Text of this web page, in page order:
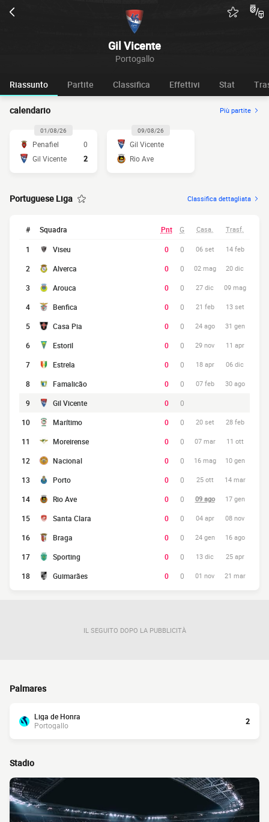
Gil Vicente
Portogallo
Riassunto Partite Classifica Effettivi Stat
calendario Più partite
01/08/26
Penafiel
0
Gil Vicente
2
09/08/26
Gil Vicente
Rio Ave
Portuguese Liga Classifica dettagliata
# Squadra Pnt G Casa. Trasf.
1 Viseu 0 0 06 set 14 feb
2 Alverca 0 0 02 mag 20 dic
3 Arouca 0 0 27 dic 09 mag
4 Benfica 0 0 21 feb 13 set
5 Casa Pia 0 0 24 ago 31 gen
6 Estoril 0 0 29 nov 11 apr
7 Estrela 0 0 18 apr 06 dic
8 Famalicão 0 0 07 feb 30 ago
9 Gil Vicente 0
0
10
Marítimo 0 0 20 set 28 feb
11 Moreirense 0 0 07 mar 11 ott
12 Nacional 0 0 16 mag 10 gen
13 Porto 0 0 25 ott 14 mar
14 Rio Ave 0 0 09 ago 17 gen
15 Santa Clara 0 0 04 apr 08 nov
16 Braga 0 0 24 gen 16 ago
17 Sporting 0 0 13 dic 25 apr
18 Guimarães 0 0 01 nov 21 mar
IL SEGUITO DOPO LA PUBBLICITÀ
Palmares
Liga de Honra
Portogallo
2
Stadio